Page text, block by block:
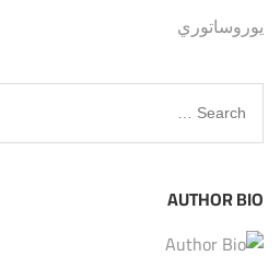
يوروساتوري
Search
for:
AUTHOR BIO